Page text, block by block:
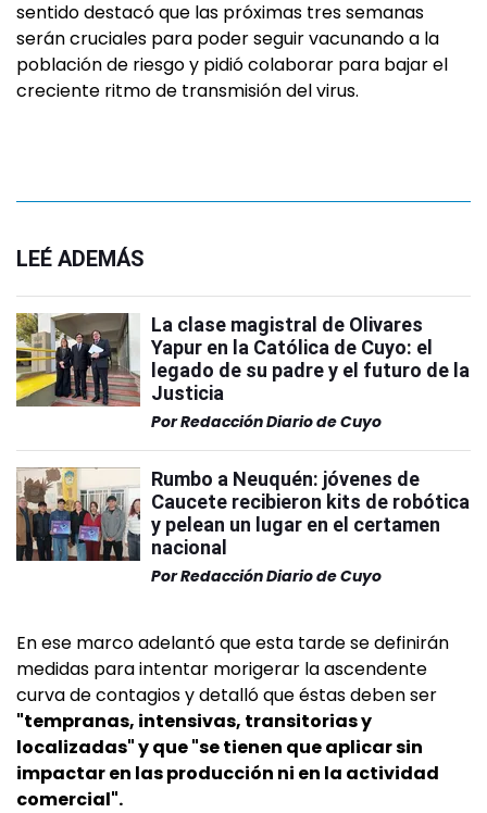
sentido destacó que las próximas tres semanas
serán cruciales para poder seguir vacunando a la
población de riesgo y pidió colaborar para bajar el
creciente ritmo de transmisión del virus.
LEÉ ADEMÁS
La clase magistral de Olivares
Yapur en la Católica de Cuyo: el
legado de su padre y el futuro de la
Justicia
PorRedacción Diario de Cuyo
Rumbo a Neuquén: jóvenes de
Caucete recibieron kits de robótica
y pelean un lugar en el certamen
nacional
PorRedacción Diario de Cuyo
En ese marco adelantó que esta tarde se definirán
medidas para intentar morigerar la ascendente
curva de contagios y detalló que éstas deben ser
"tempranas, intensivas, transitorias y
localizadas" y que "se tienen que aplicar sin
impactar en las producción ni en la actividad
comercial".